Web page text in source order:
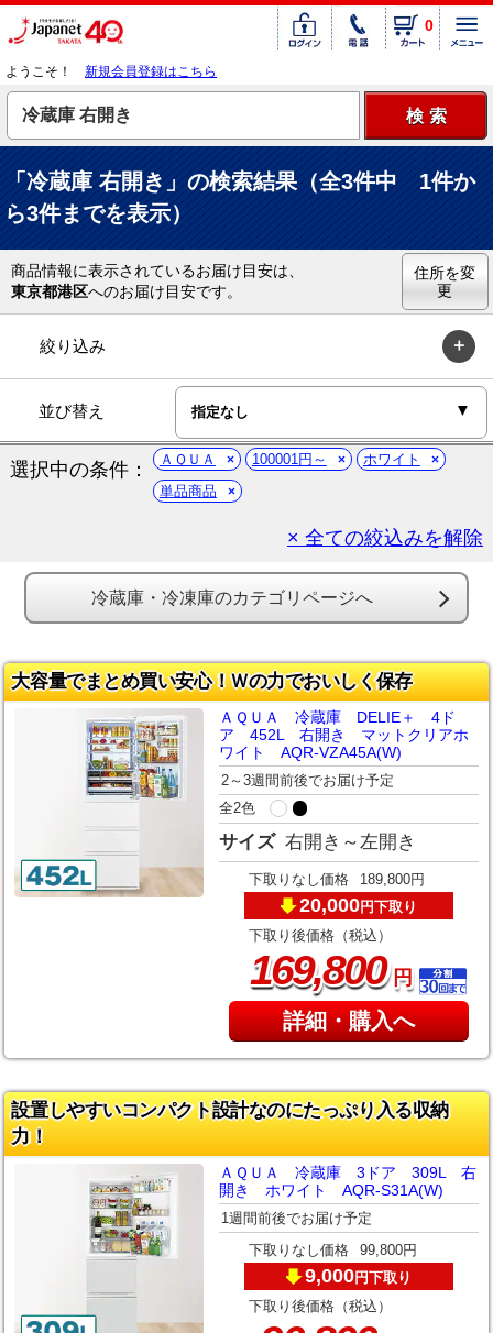
0
ようこそ！ 新規会員登録はこちら
「冷蔵庫 右開き」の検索結果（全3件中 1件か
ら3件までを表示）
商品情報に表示されているお届け目安は、
東京都港区へのお届け目安です。
住所を変
更
絞り込み
並び替え
選択中の条件： ＡＱＵＡ 100001円～
ホワイト
単品商品
× 全ての絞込みを解除
冷蔵庫・冷凍庫のカテゴリページへ
大容量でまとめ買い安心！Ｗの力でおいしく保存
ＡＱＵＡ 冷蔵庫 DELIE＋ 4ド
ア 452L 右開き マットクリアホ
ワイト AQR-VZA45A(W)
2～3週間前後でお届け予定
全2色
サイズ 右開き～左開き
下取りなし価格 189,800円
20,000円下取り
下取り後価格（税込）
169,800円
詳細・購入へ
設置しやすいコンパクト設計なのにたっぷり入る収納
力！
ＡＱＵＡ 冷蔵庫 3ドア 309L 右
開き ホワイト AQR-S31A(W)
1週間前後でお届け予定
下取りなし価格 99,800円
9,000円下取り
下取り後価格（税込）